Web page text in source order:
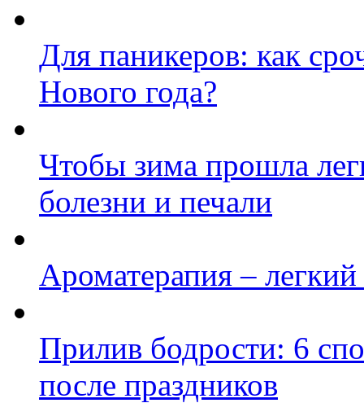
Для паникеров: как
Нового года?
Чтобы зима прошла
болезни и печали
Ароматерапия – легкий
Прилив бодрости: 6
после праздников